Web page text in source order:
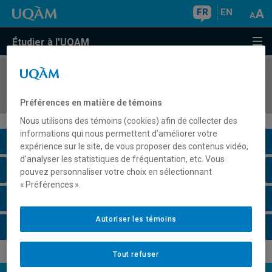
FR EN
Étudier à l'UQAM
COURS//
Description du cours
Horaire - Été 2026
Préférences en matière de témoins
Nous utilisons des témoins (cookies) afin de collecter des
informations qui nous permettent d’améliorer votre
expérience sur le site, de vous proposer des contenus vidéo,
d’analyser les statistiques de fréquentation, etc. Vous
pouvez personnaliser votre choix en sélectionnant
« Préférences ».
Tout refuser
Autoriser les témoins